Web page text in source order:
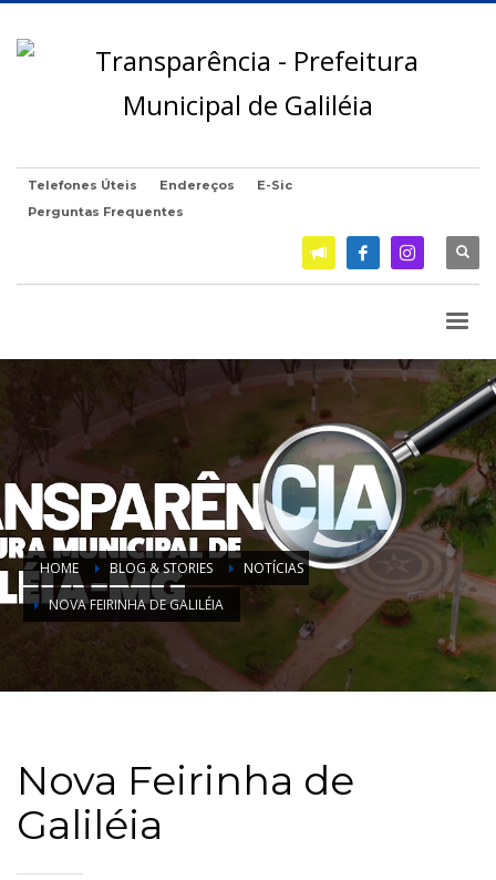
Telefones Úteis Endereços
E-Sic
Perguntas Frequentes
HOME BLOG & STORIES
NOTÍCIAS
NOVA FEIRINHA DE GALILÉIA
Nova Feirinha de
Galiléia